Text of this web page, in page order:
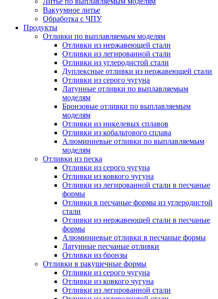
Вакуумное литье
Обработка с ЧПУ
Продукты
Отливки по выплавляемым моделям
Отливки из нержавеющей стали
Отливки из легированной стали
Отливки из углеродистой стали
Дуплексные отливки из нержавеющей стали
Отливки из серого чугуна
Латунные отливки по выплавляемым
моделям
Бронзовые отливки по выплавляемым
моделям
Отливки из никелевых сплавов
Отливки из кобальтового сплава
Алюминиевые отливки по выплавляемым
моделям
Отливки из песка
Отливки из серого чугуна
Отливки из ковкого чугуна
Отливки из легированной стали в песчаные
формы
Отливки в песчаные формы из углеродистой
стали
Отливки из нержавеющей стали в песчаные
формы
Алюминиевые отливки в песчаные формы
Латунные песчаные отливки
Отливки из бронзы
Отливки в ракушечные формы
Отливки из серого чугуна
Отливки из ковкого чугуна
Отливки из легированной стали